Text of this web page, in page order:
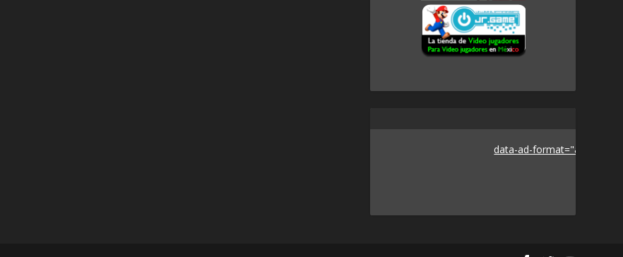
data-ad-format="auto">